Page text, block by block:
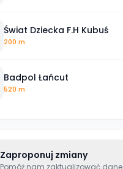
Świat Dziecka F.H Kubuś
200 m
Badpol Łańcut
520 m
Zaproponuj zmiany
Pomóż nam zaktualizować dane